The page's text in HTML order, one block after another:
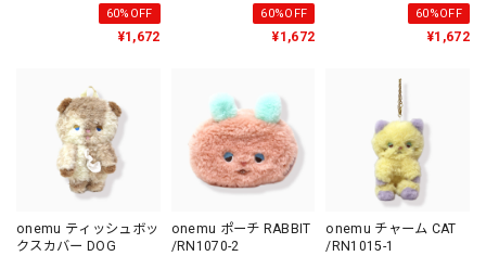
60%OFF
¥1,672
60%OFF
¥1,672
60%OFF
¥1,672
onemu ティッシュボッ
クスカバー DOG
onemu ポーチ RABBIT
/RN1070-2
onemu チャーム CAT
/RN1015-1